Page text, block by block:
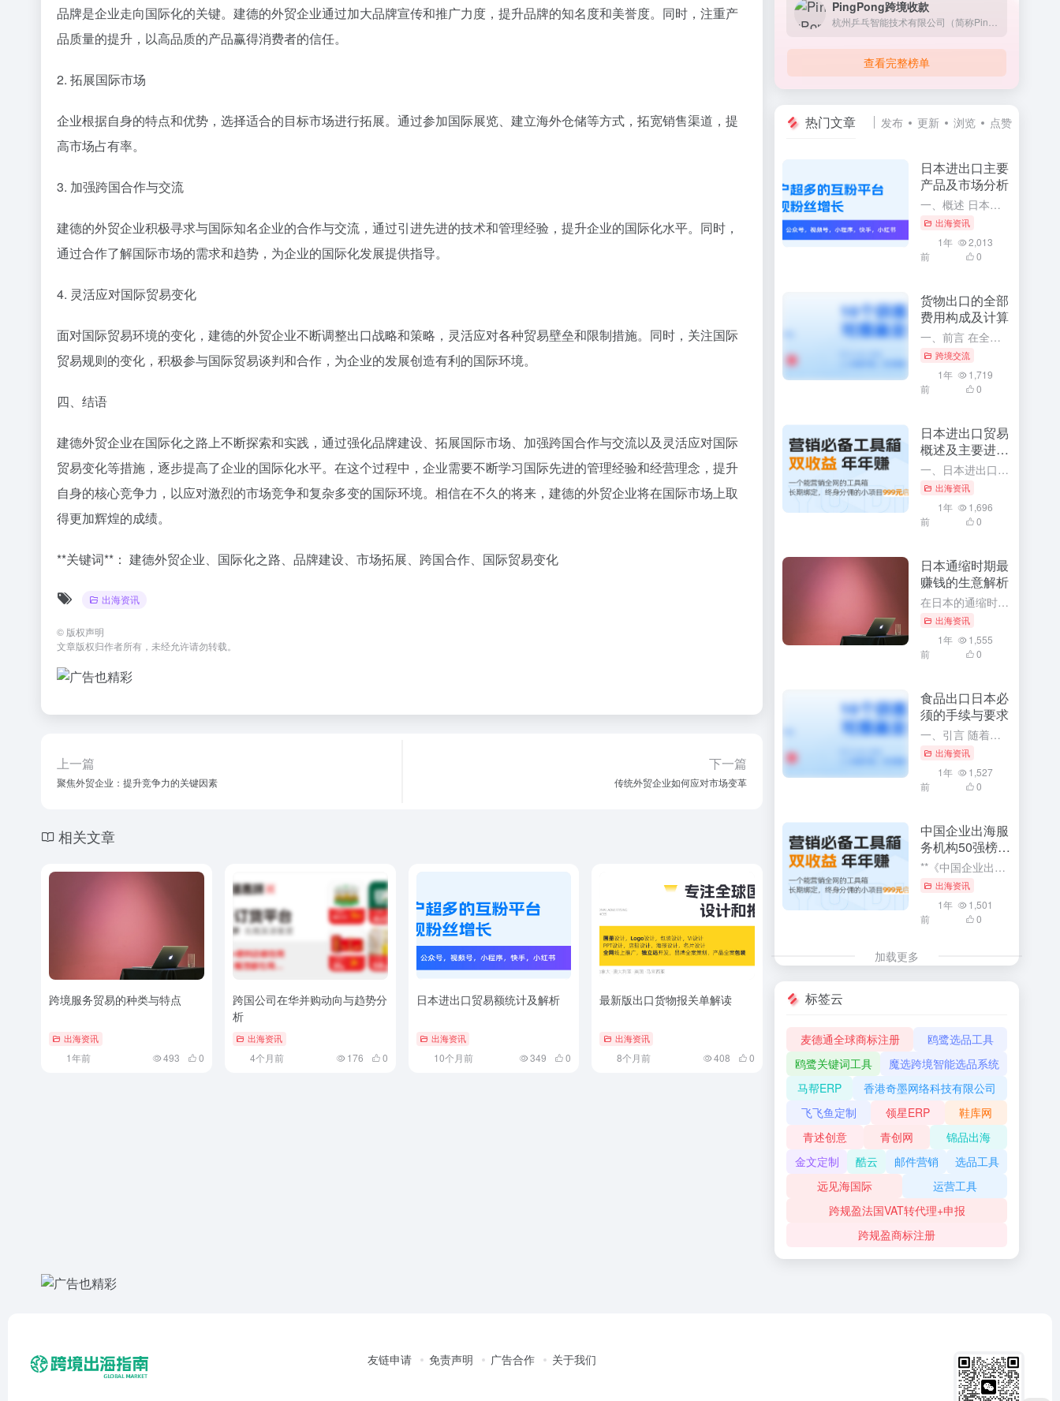
品牌是企业走向国际化的关键。建德的外贸企业通过加大品牌宣传和推广力度，提升品牌的知名度和美誉度。同时，注重产
品质量的提升，以高品质的产品赢得消费者的信任。
2. 拓展国际市场
企业根据自身的特点和优势，选择适合的目标市场进行拓展。通过参加国际展览、建立海外仓储等方式，拓宽销售渠道，提
高市场占有率。
3. 加强跨国合作与交流
建德的外贸企业积极寻求与国际知名企业的合作与交流，通过引进先进的技术和管理经验，提升企业的国际化水平。同时，
通过合作了解国际市场的需求和趋势，为企业的国际化发展提供指导。
4. 灵活应对国际贸易变化
面对国际贸易环境的变化，建德的外贸企业不断调整出口战略和策略，灵活应对各种贸易壁垒和限制措施。同时，关注国际
贸易规则的变化，积极参与国际贸易谈判和合作，为企业的发展创造有利的国际环境。
四、结语
建德外贸企业在国际化之路上不断探索和实践，通过强化品牌建设、拓展国际市场、加强跨国合作与交流以及灵活应对国际
贸易变化等措施，逐步提高了企业的国际化水平。在这个过程中，企业需要不断学习国际先进的管理经验和经营理念，提升
自身的核心竞争力，以应对激烈的市场竞争和复杂多变的国际环境。相信在不久的将来，建德的外贸企业将在国际市场上取
得更加辉煌的成绩。
**关键词**： 建德外贸企业、国际化之路、品牌建设、市场拓展、跨国合作、国际贸易变化
出海资讯
© 版权声明
文章版权归作者所有，未经允许请勿转载。
上一篇
聚焦外贸企业：提升竞争力的关键因素
下一篇
传统外贸企业如何应对市场变革
相关文章
跨境服务贸易的种类与特点
出海资讯
1年前 493 0
跨国公司在华并购动向与趋势分
析
出海资讯
4个月前 176 0
日本进出口贸易额统计及解析
出海资讯
10个月前 349 0
最新版出口货物报关单解读
出海资讯
8个月前 408 0
PingPong跨境收款
查看完整榜单
热门文章 发布 更新 浏览 点赞
日本进出口主要
产品及市场分析
一、概述 日本作为世界上经济实力雄厚的国家之一，其对外贸易活动十分活跃。通过深入了解日本进出口的主要产品及市场分析，可以更全面地掌握日本的经济发展趋势和国际贸易格局。本文将针对日本进出口的主要产品进行...
出海资讯
1年
前
2,013
0
货物出口的全部
费用构成及计算
一、前言 在全球化的今天，货物出口已经成为了众多企业和商家开展国际贸易的主要方式。要想顺利地开展货物出口业务，必须充分了解货物出口的全部费用构成及其计算方法。这将有助于企业更精确地掌握出口成本，合理制...
跨境交流
1年
前
1,719
0
日本进出口贸易
概述及主要进出
口商品
一、日本进出口贸易概述 作为全球主要经济体之一，日本凭借其先进的技术水平、高效的工业体系以及开放的国际贸易政策，形成了丰富的国际贸易关系网络。日本在国际贸易领域有着极其重要的地位，不仅影响着周边国家甚...
出海资讯
1年
前
1,696
0
日本通缩时期最
赚钱的生意解析
在日本的通缩时期，经济环境虽然充满挑战，但同时也孕育着许多商机。对于那些善于发现和把握机会的创业者来说，这个时期同样存在着许多赚钱的生意。本文将深入解析日本通缩时期最赚钱的生意，并探讨其背后的原因和成...
出海资讯
1年
前
1,555
0
食品出口日本必
须的手续与要求
一、引言 随着全球化的深入发展，食品出口已成为各国经济发展的重要组成部分。特别是对于中国这样的食品生产大国，向日本等国家出口食品已成为重要的经济活动。然而，由于各国的食品安全法规和标准存在差异，食品出...
出海资讯
1年
前
1,527
0
中国企业出海服
务机构50强榜单
解读
**《中国企业出海服务机构50强榜单解读》：深度探索与利用企业出海服务的核心竞争力** 在全球化经济浪潮中，中国企业出海已成为一种趋势。而《中国企业出海服务机构50强榜单》的发布，无疑为众多寻求海外市...
出海资讯
1年
前
1,501
0
加载更多
标签云
麦德通全球商标注册
鸥鹭选品工具
鸥鹭关键词工具
魔选跨境智能选品系统
马帮ERP
香港奇墨网络科技有限公司
飞飞鱼定制
领星ERP
鞋库网
青述创意
青创网
锦品出海
金文定制
酷云 邮件营销
选品工具
远见海国际
运营工具
跨规盈法国VAT转代理+申报
跨规盈商标注册
友链申请 免责声明 广告合作 关于我们